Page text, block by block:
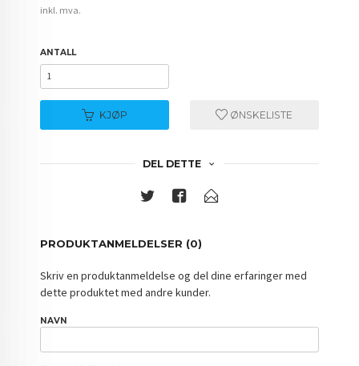
inkl. mva.
ANTALL
KJØP ØNSKELISTE
DEL DETTE
PRODUKTANMELDELSER (0)
Skriv en produktanmeldelse og del dine erfaringer med
dette produktet med andre kunder.
NAVN